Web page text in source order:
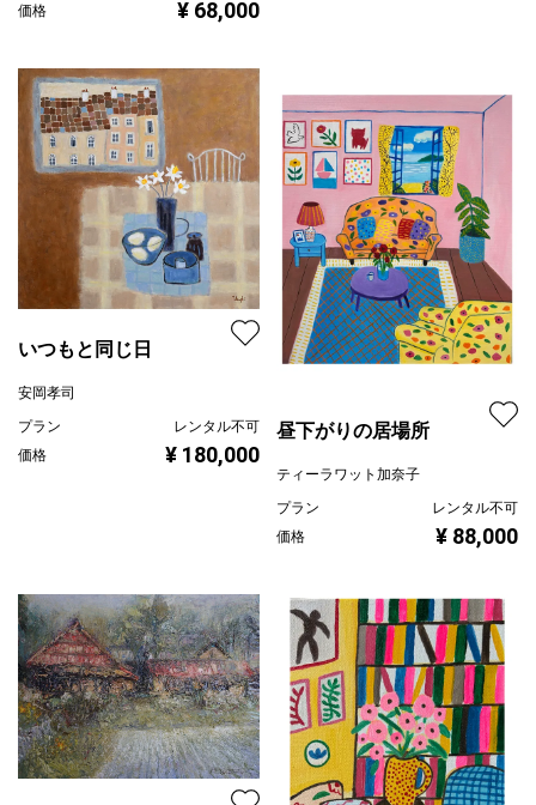
価格 ¥ 68,000
いつもと同じ日
安岡孝司
プラン
レンタル不可
価格
¥ 180,000
昼下がりの居場所
ティーラワット加奈子
プラン
レンタル不可
価格
¥ 88,000